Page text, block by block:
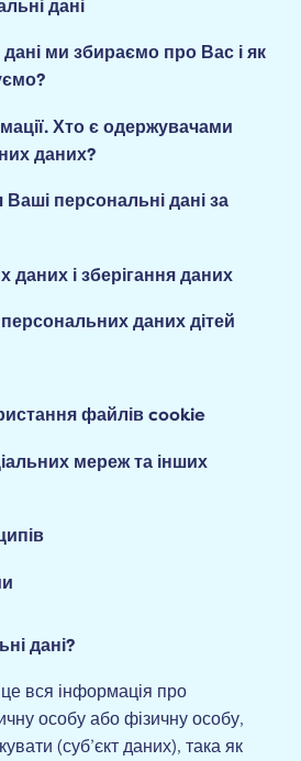
дані
дані ми збираємо про Вас і як
Хто є одержувачами
даних?
персональні дані за
даних і зберігання даних
даних дітей
файлів cookie
мереж та інших
дані?
вся інформація про
особу або фізичну особу,
(суб’єкт даних), така як